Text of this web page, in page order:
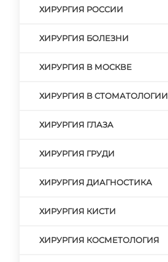
ХИРУРГИЯ РОССИИ
ХИРУРГИЯ БОЛЕЗНИ
ХИРУРГИЯ В МОСКВЕ
ХИРУРГИЯ В СТОМАТОЛОГИИ
ХИРУРГИЯ ГЛАЗА
ХИРУРГИЯ ГРУДИ
ХИРУРГИЯ ДИАГНОСТИКА
ХИРУРГИЯ КИСТИ
ХИРУРГИЯ КОСМЕТОЛОГИЯ